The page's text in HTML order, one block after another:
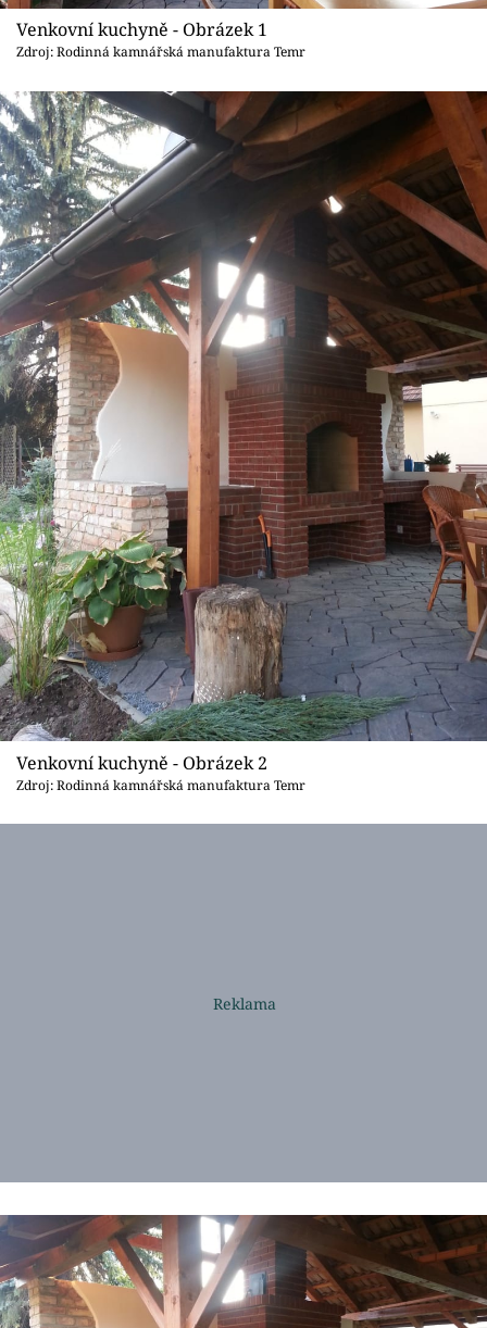
Sledujte nás
Venkovní kuchyně - Obrázek 1
Zdroj: Rodinná kamnářská manufaktura Temr
Venkovní kuchyně - Obrázek 2
Zdroj: Rodinná kamnářská manufaktura Temr